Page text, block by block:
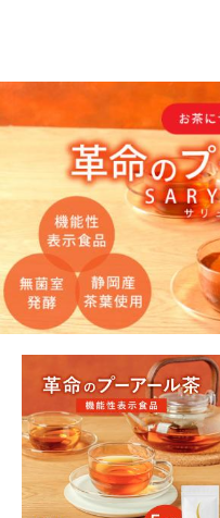
満気味の方の体重や内臓脂肪を減
3,888円（税込*）
(1.0%)
4.63点 (111件)
auかんたん決済
ソフトバンクまとめて支払い・
ワイモバイルまとめて支払い
d払い